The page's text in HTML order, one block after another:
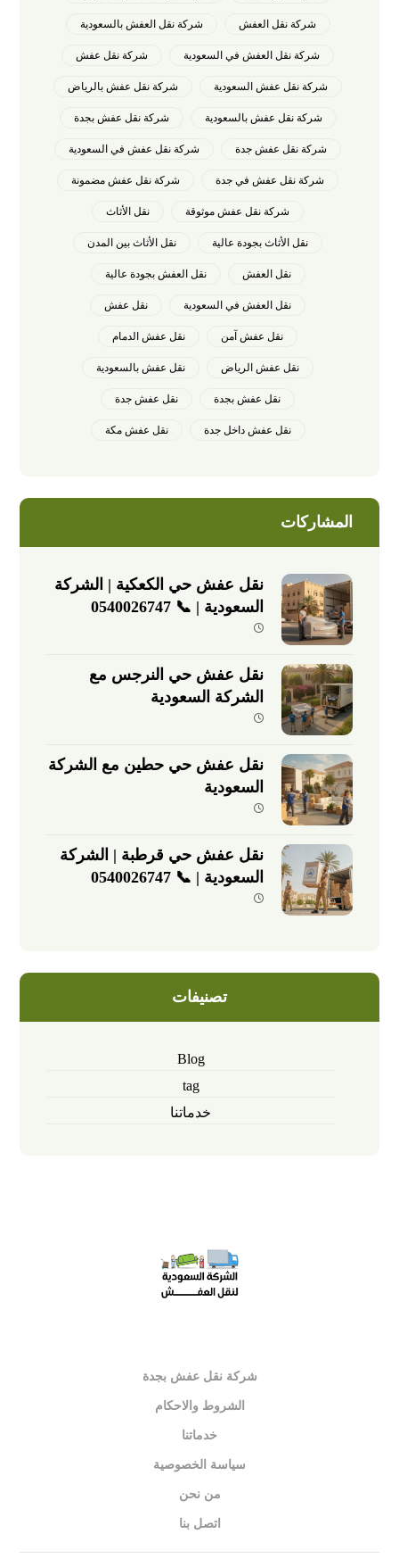
شركة نقل العفش شركة نقل العفش بالسعودية
شركة نقل العفش في السعودية شركة نقل عفش
شركة نقل عفش السعودية شركة نقل عفش بالرياض
شركة نقل عفش بالسعودية شركة نقل عفش بجدة
شركة نقل عفش جدة شركة نقل عفش في السعودية
شركة نقل عفش في جدة شركة نقل عفش مضمونة
شركة نقل عفش موثوقة نقل الأثاث
نقل الأثاث بجودة عالية نقل الأثاث بين المدن
نقل العفش نقل العفش بجودة عالية
نقل العفش في السعودية نقل عفش
نقل عفش آمن نقل عفش الدمام
نقل عفش الرياض نقل عفش بالسعودية
نقل عفش بجدة نقل عفش جدة
نقل عفش داخل جدة نقل عفش مكة
المشاركات
نقل عفش حي الكعكية | الشركة
السعودية | 📞 0540026747
نقل عفش حي النرجس مع
الشركة السعودية
نقل عفش حي حطين مع الشركة
السعودية
نقل عفش حي قرطبة | الشركة
السعودية | 📞 0540026747
تصنيفات
Blog
tag
خدماتنا
شركة نقل عفش بجدة
الشروط والاحكام
خدماتنا
سياسة الخصوصية
من نحن
اتصل بنا